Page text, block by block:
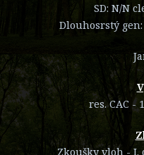
SD: N/N
Dlouhosrstý
res. CAC -
Zkoušky vloh - I.